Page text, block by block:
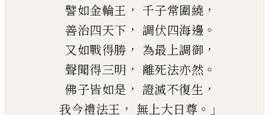
譬如金輪王 ， 千子常圍繞 ，
善治四天下 ， 調伏四海邊 。
又如戰得勝 ， 為最上調御 ，
聲聞得三明 ， 離死法亦然 。
佛子皆如是 ， 證滅不復生 ，
我今禮法王 ， 無上大日尊 。」